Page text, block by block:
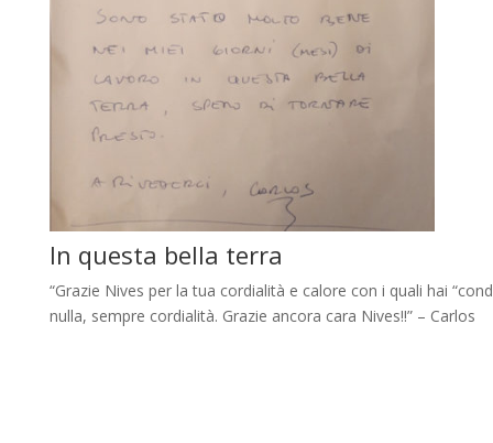
In questa bella terra
“Grazie Nives per la tua cordialità e calore con i quali hai
nulla, sempre cordialità. Grazie ancora cara Nives!!” – Carlos